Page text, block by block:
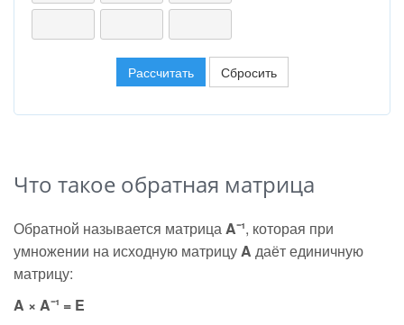
Рассчитать Сбросить
Что такое обратная матрица
Обратной называется матрицаA⁻¹, которая при
умножении на исходную матрицуA даёт единичную
матрицу:
A × A⁻¹ = E